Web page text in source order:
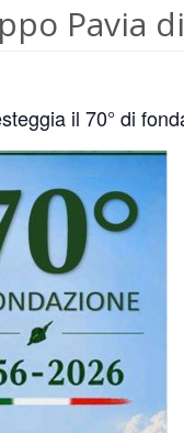
Pavia
il 70° di